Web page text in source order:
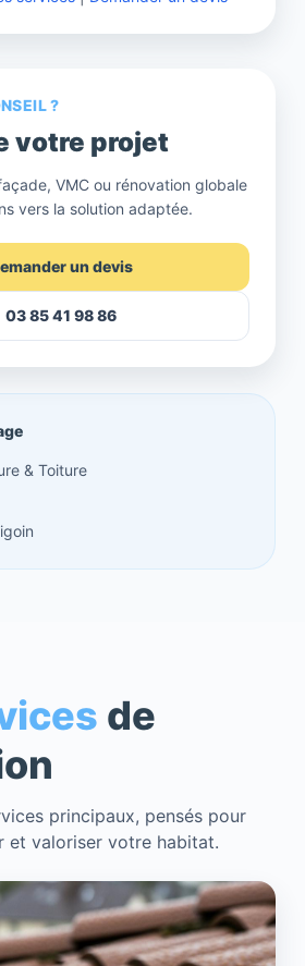
?
votre projet
VMC ou rénovation globale
vers la solution adaptée.
un devis
03 85 41 98 86
& Toiture
de
principaux, pensés pour
et valoriser votre habitat.